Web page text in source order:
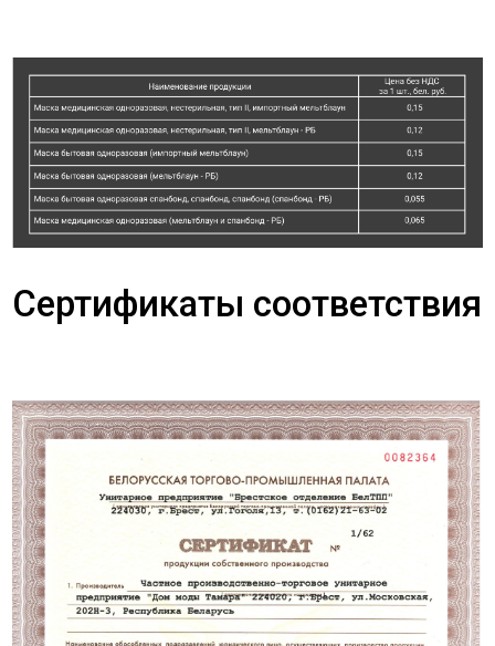
Сертификаты соответствия